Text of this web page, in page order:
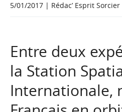
5/01/2017 | Rédac’ Esprit Sorcier
Entre deux
la Station
Internationale,